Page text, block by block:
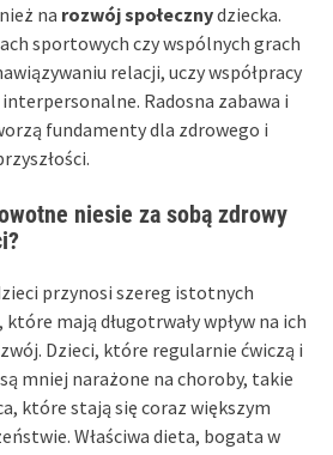
na rozwój społecznydziecka.
sportowych czy wspólnych grach
relacji, uczy współpracy
Radosna zabawa i
fundamenty dla zdrowego i
niesie za sobą zdrowy
przynosi szereg istotnych
mają długotrwały wpływ na ich
Dzieci, które regularnie ćwiczą i
mniej narażone na choroby, takie
które stają się coraz większym
Właściwa dieta, bogata w